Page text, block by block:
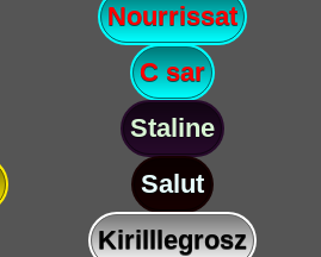
Nourrissat
C sar
Staline
Salut
Kirilllegrosz